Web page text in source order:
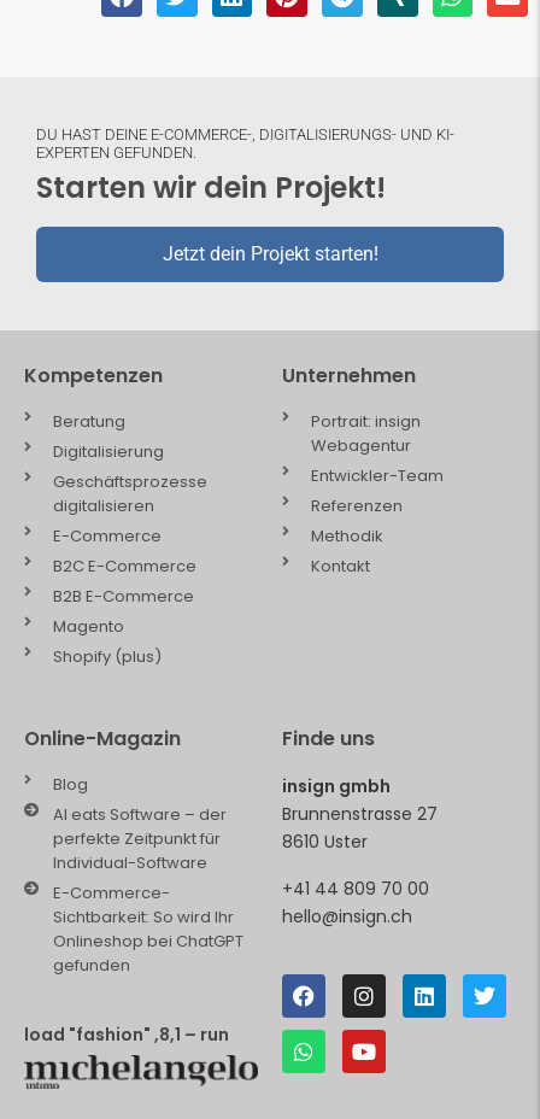
DU HAST DEINE E-COMMERCE-, DIGITALISIERUNGS- UND KI-
EXPERTEN GEFUNDEN.
Starten wir dein Projekt!
Jetzt dein Projekt starten!
Kompetenzen
Beratung
Digitalisierung
Geschäftsprozesse
digitalisieren
E-Commerce
B2C E-Commerce
B2B E-Commerce
Magento
Shopify (plus)
Unternehmen
Portrait: insign
Webagentur
Entwickler-Team
Referenzen
Methodik
Kontakt
Online-Magazin
Blog
AI eats Software – der
perfekte Zeitpunkt für
Individual-Software
E-Commerce-
Sichtbarkeit: So wird Ihr
Onlineshop bei ChatGPT
gefunden
load "fashion" ,8,1 – run
Finde uns
insign gmbh
Brunnenstrasse 27
8610 Uster
+41 44 809 70 00
hello@insign.ch